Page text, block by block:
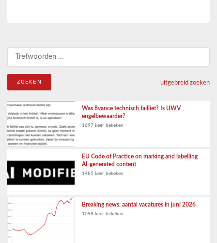
uitgebreid zoeken
Was 8vance technisch failliet? Is UWV
engelbewaarder?
1697 keer bekeken
EU Code of Practice on marking and labelling
AI-generated content
1485 keer bekeken
Breaking news: aantal vacatures in juni 2026
1098 keer bekeken